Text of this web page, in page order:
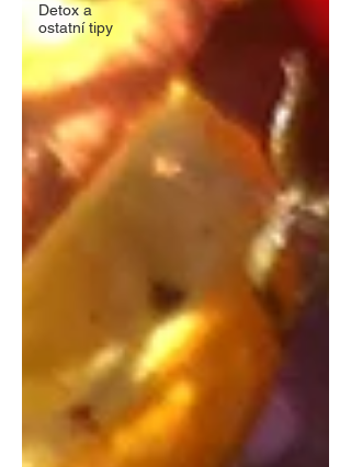
Detox a
ostatní tipy